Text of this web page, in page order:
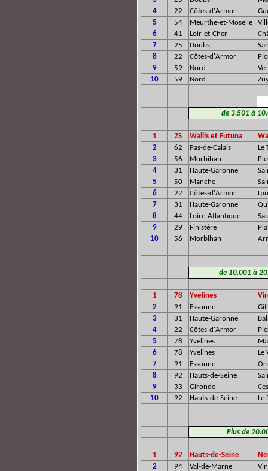
4
22 Côtes-d'Armor
5
54 Meurthe-et-Moselle
6
41 Loir-et-Cher
7
25 Doubs
8
22 Côtes-d'Armor
9
59 Nord
10
59 Nord
de 3.501 à
1 ZS Wallis et Futuna
2
62 Pas-de-Calais
Le
3
56 Morbihan
4
31 Haute-Garonne
5
50 Manche
6
22 Côtes-d'Armor
7
31 Haute-Garonne
8
44 Loire-Atlantique
9
29 Finistère
10
56 Morbihan
de 10.001 à
1 78 Yvelines
2
91 Essonne
3
31 Haute-Garonne
4
22 Côtes-d'Armor
5
78 Yvelines
6
78 Yvelines
Le
7
91 Essonne
8
92 Hauts-de-Seine
9
33 Gironde
10
92 Hauts-de-Seine Le
Plus de
1 92 Hauts-de-Seine
2
94 Val-de-Marne